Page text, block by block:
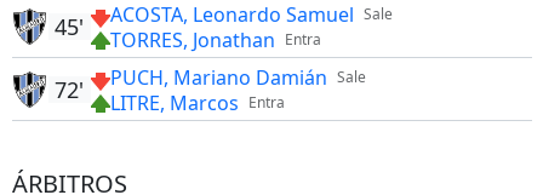
Sale
ACOSTA, Leonardo Samuel
Entra
TORRES, Jonathan
45'
Sale
PUCH, Mariano Damián
Entra
LITRE, Marcos
72'
ÁRBITROS